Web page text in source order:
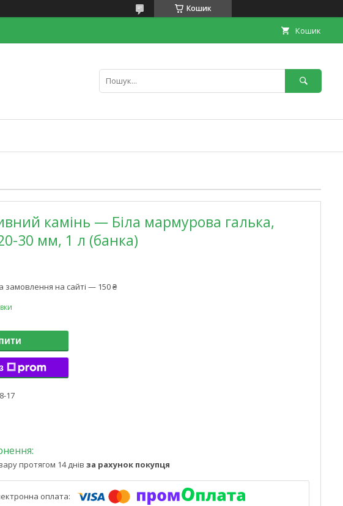
Кошик
Кошик
камінь — Біла мармурова галька,
30 мм, 1 л (банка)
замовлення на сайті — 150 ₴
17
протягом 14 днів за рахунок покупця